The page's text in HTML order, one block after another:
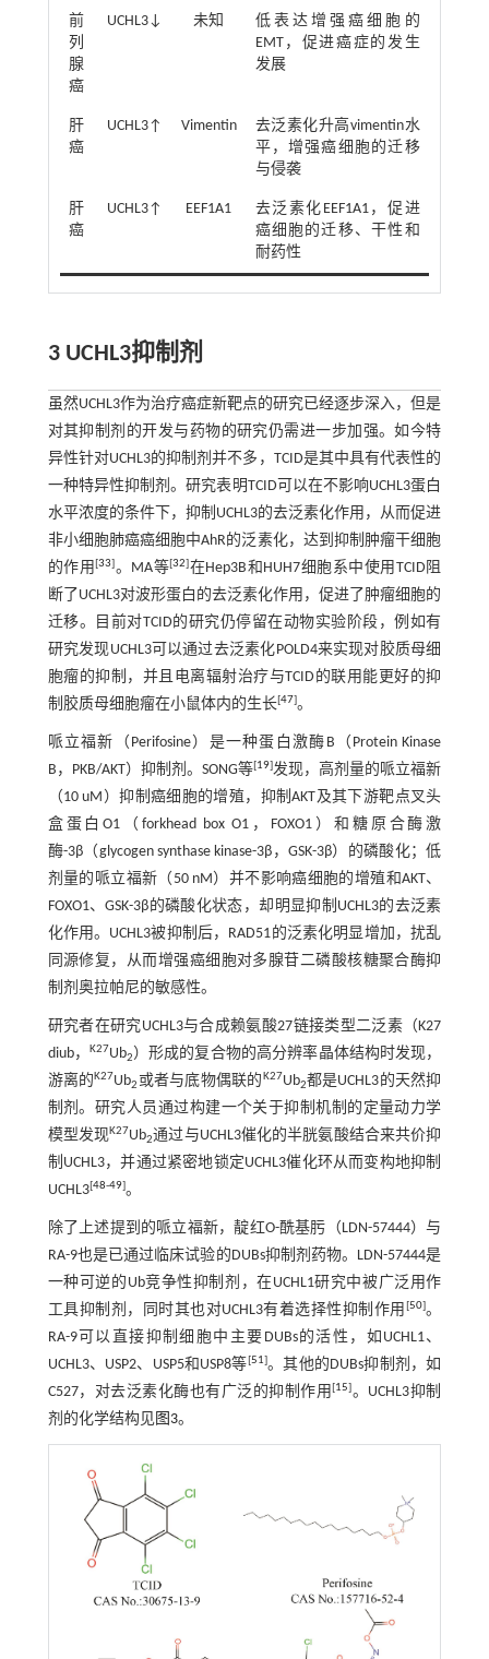
前
列
腺
癌
UCHL3↓ 未知
低表达增强癌细胞的
EMT，促进癌症的发生
发展
肝
癌
UCHL3↑ Vimentin
去泛素化升高vimentin水
平，增强癌细胞的迁移
与侵袭
肝
癌
UCHL3↑ EEF1A1
去泛素化EEF1A1，促进
癌细胞的迁移、干性和
耐药性
3 UCHL3抑制剂
虽然UCHL3作为治疗癌症新靶点的研究已经逐步深入，但是
对其抑制剂的开发与药物的研究仍需进一步加强。如今特
异性针对UCHL3的抑制剂并不多，TCID是其中具有代表性的
一种特异性抑制剂。研究表明TCID可以在不影响UCHL3蛋白
水平浓度的条件下，抑制UCHL3的去泛素化作用，从而促进
非小细胞肺癌癌细胞中AhR的泛素化，达到抑制肿瘤干细胞
的作用[33]。MA等[32]在Hep3B和HUH7细胞系中使用TCID阻
断了UCHL3对波形蛋白的去泛素化作用，促进了肿瘤细胞的
迁移。目前对TCID的研究仍停留在动物实验阶段，例如有
研究发现UCHL3可以通过去泛素化POLD4来实现对胶质母细
胞瘤的抑制，并且电离辐射治疗与TCID的联用能更好的抑
制胶质母细胞瘤在小鼠体内的生长[47]。
哌立福新（Perifosine）是一种蛋白激酶B（Protein Kinase
B，PKB/AKT）抑制剂。SONG等[19]发现，高剂量的哌立福新
（10 uM）抑制癌细胞的增殖，抑制AKT及其下游靶点叉头
盒蛋白O1（forkhead box O1，FOXO1）和糖原合酶激
酶-3β（glycogen synthase kinase-3β，GSK-3β）的磷酸化；低
剂量的哌立福新（50 nM）并不影响癌细胞的增殖和AKT、
FOXO1、GSK-3β的磷酸化状态，却明显抑制UCHL3的去泛素
化作用。UCHL3被抑制后，RAD51的泛素化明显增加，扰乱
同源修复，从而增强癌细胞对多腺苷二磷酸核糖聚合酶抑
制剂奥拉帕尼的敏感性。
研究者在研究UCHL3与合成赖氨酸27链接类型二泛素（K27
diub，
K27Ub2）形成的复合物的高分辨率晶体结构时发现，
游离的K27Ub2 或者与底物偶联的 K27Ub2都是UCHL3的天然抑
制剂。研究人员通过构建一个关于抑制机制的定量动力学
模型发现K27Ub2通过与UCHL3催化的半胱氨酸结合来共价抑
制UCHL3，并通过紧密地锁定UCHL3催化环从而变构地抑制
UCHL3[48-49]。
除了上述提到的哌立福新，靛红O-酰基肟（LDN-57444）与
RA-9也是已通过临床试验的DUBs抑制剂药物。LDN-57444是
一种可逆的Ub竞争性抑制剂，在UCHL1研究中被广泛用作
工具抑制剂，同时其也对UCHL3有着选择性抑制作用 [50]。
RA-9可以直接抑制细胞中主要DUBs的活性，如UCHL1、
UCHL3、USP2、USP5和USP8等[51]。其他的DUBs抑制剂，如
C527，对去泛素化酶也有广泛的抑制作用[15]。UCHL3抑制
剂的化学结构见图3。